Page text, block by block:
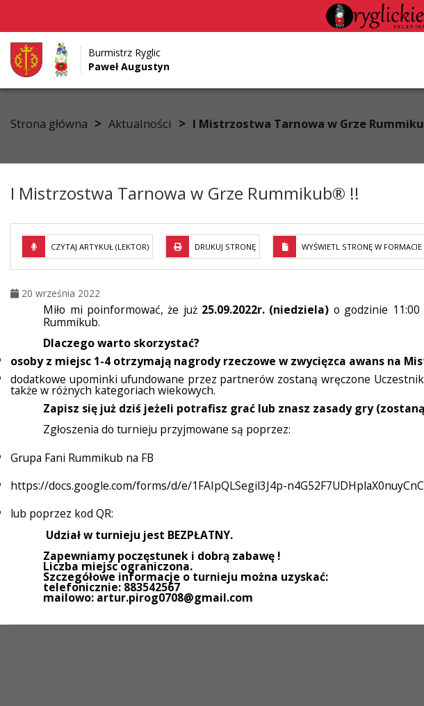
Przejdź do menu
Przejdź do głównej treści strony
Przejdź do stopki strony
Burmistrz Ryglic
Paweł Augustyn
Strona główna > Aktualności > I Mistrzostwa Tarnowa w Grze
I Mistrzostwa Tarnowa w Grze Rummikub® !!
CZYTAJ ARTYKUŁ (LEKTOR) DRUKUJ STRONĘ WYŚWIETL STRONĘ W FORMACIE
20 września 2022
Miło mi poinformować, że już 25.09.2022r. (niedziela) o godzinie
Rummikub.
Dlaczego warto skorzystać?
osoby z miejsc 1-4 otrzymają nagrody rzeczowe w zwycięzca awans na
dodatkowe upominki ufundowane przez partnerów zostaną wręczone
także w różnych kategoriach wiekowych.
Zapisz się już dziś jeżeli potrafisz grać lub znasz zasady gry
Zgłoszenia do turnieju przyjmowane są poprzez:
Grupa Fani Rummikub na FB
https://docs.google.com/forms/d/e/1FAIpQLSegil3J4p-
lub poprzez kod QR:
Udział w turnieju jest BEZPŁATNY.
Zapewniamy poczęstunek i dobrą zabawę !
Liczba miejsc ograniczona.
Szczegółowe informacje o turnieju można uzyskać:
telefonicznie: 883542567
mailowo: artur.pirog0708@gmail.com